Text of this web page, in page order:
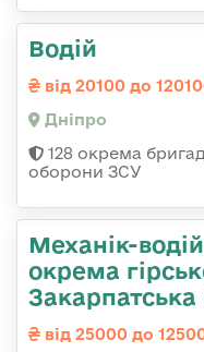
Водій
від 20100 до
Дніпро
128 окрема
оборони ЗСУ
Механік-
окрема
від 25000 до